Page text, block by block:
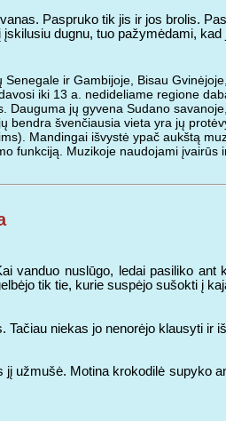
Paspruko tik jis ir jos brolis.
dugnu, tuo pažymėdami, kad
ir Gambijoje, Bisau
iki 13 a. nedideliame regione
jų gyvena Sudano
švenčiausia vieta yra jų
Mandingai išvystė ypač aukštą
funkciją. Muzikoje naudojami
vanduo nuslūgo, ledai pasiliko
tik tie, kurie suspėjo sušokti į
niekas jo nenorėjo klausyti ir
užmušė. Motina krokodilė supyko